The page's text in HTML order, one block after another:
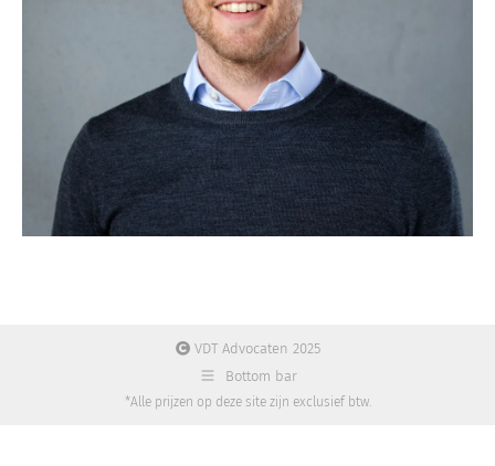
VDT Advocaten 2025
Bottom bar
*Alle prijzen op deze site zijn exclusief btw.